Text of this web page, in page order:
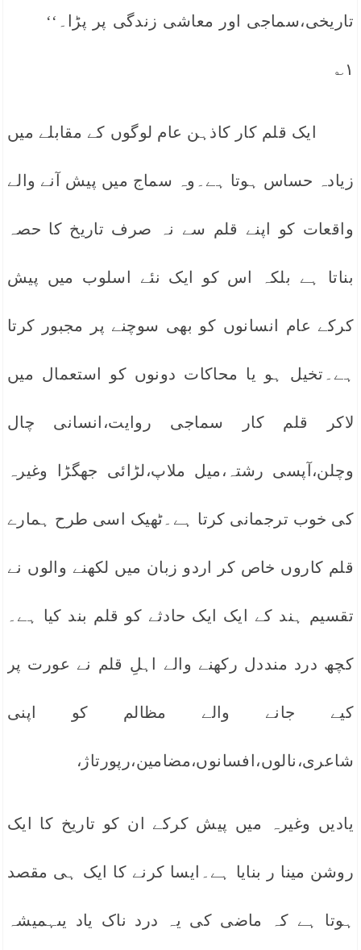
تاریخی،سماجی اور معاشی زندگی پر پڑا۔‘‘
۱؎
ایک قلم کار کاذہن عام لوگوں کے مقابلے میں
زیادہ حساس ہوتا ہے۔وہ سماج میں پیش آنے والے
واقعات کو اپنے قلم سے نہ صرف تاریخ کا حصہ
بناتا ہے بلکہ اس کو ایک نئے اسلوب میں پیش
کرکے عام انسانوں کو بھی سوچنے پر مجبور کرتا
ہے۔تخیل ہو یا محاکات دونوں کو استعمال میں
لاکر قلم کار سماجی روایت،انسانی چال
وچلن،آپسی رشتہ،میل ملاپ،لڑائی جھگڑا وغیرہ
کی خوب ترجمانی کرتا ہے۔ٹھیک اسی طرح ہمارے
قلم کاروں خاص کر اردو زبان میں لکھنے والوں نے
تقسیم ہند کے ایک ایک حادثے کو قلم بند کیا ہے۔
کچھ درد منددل رکھنے والے اہلِ قلم نے عورت پر
کیے جانے والے مظالم کو اپنی
شاعری،نالوں،افسانوں،مضامین،رپورتاژ،
یادیں وغیرہ میں پیش کرکے ان کو تاریخ کا ایک
روشن مینا ر بنایا ہے۔ایسا کرنے کا ایک ہی مقصد
ہوتا ہے کہ ماضی کی یہ درد ناک یاد یںہمیشہ